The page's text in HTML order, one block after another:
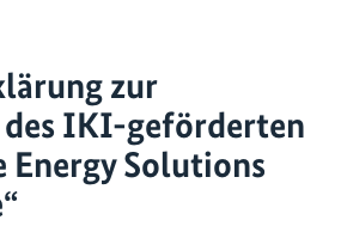
zur
des IKI-geförderten
Energy Solutions